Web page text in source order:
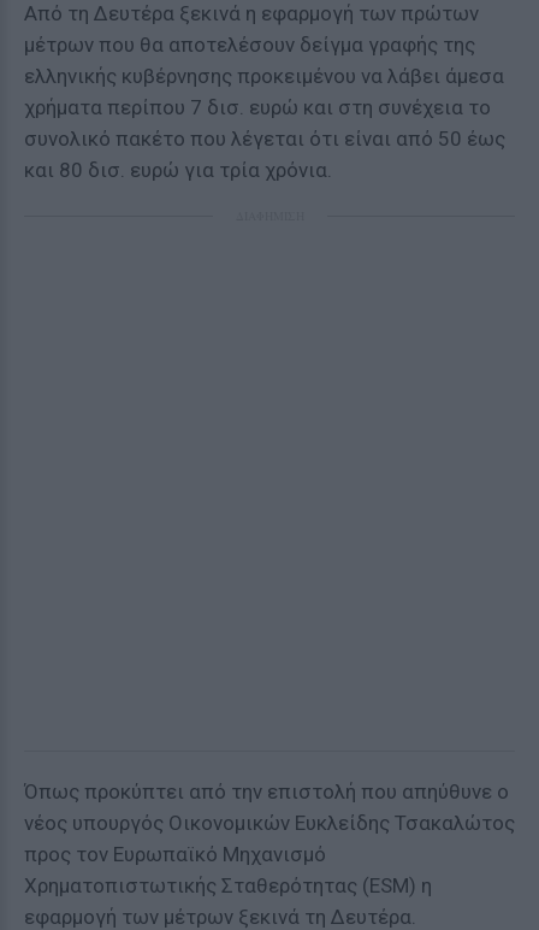
Από τη Δευτέρα ξεκινά η εφαρμογή των πρώτων
μέτρων που θα αποτελέσουν δείγμα γραφής της
ελληνικής κυβέρνησης προκειμένου να λάβει άμεσα
χρήματα περίπου 7 δισ. ευρώ και στη συνέχεια το
συνολικό πακέτο που λέγεται ότι είναι από 50 έως
και 80 δισ. ευρώ για τρία χρόνια.
Όπως προκύπτει από την επιστολή που απηύθυνε ο
νέος υπουργός Οικονομικών Ευκλείδης Τσακαλώτος
προς τον Ευρωπαϊκό Μηχανισμό
Χρηματοπιστωτικής Σταθερότητας (ESM) η
εφαρμογή των μέτρων ξεκινά τη Δευτέρα.